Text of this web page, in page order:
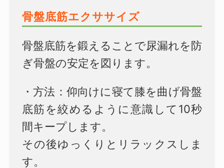
骨盤底筋エクササイズ
骨盤底筋を鍛えることで尿漏れを防
ぎ骨盤の安定を図ります。
・方法：仰向けに寝て膝を曲げ骨盤
底筋を絞めるように意識して10秒
間キープします。
その後ゆっくりとリラックスしま
す。